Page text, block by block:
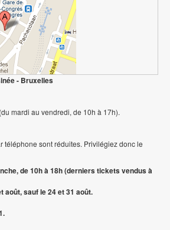
- Bruxelles
mardi au vendredi, de 10h à 17h).
téléphone sont réduites. Privilégiez donc le
de 10h à 18h (derniers tickets vendus à
août, sauf le 24 et 31 août.